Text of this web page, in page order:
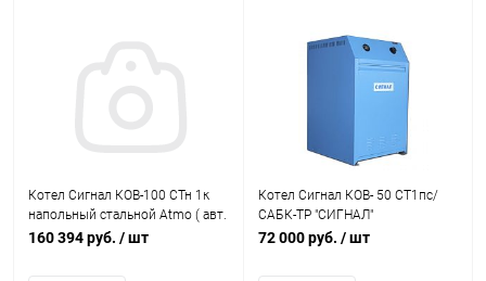
Котел Сигнал КОВ-100 СТн 1к
напольный стальной Atmo ( авт.
TGV508)
160 394 руб. / шт
Котел Сигнал КОВ- 50 СТ1пс/
САБК-ТР "СИГНАЛ"
72 000 руб. / шт